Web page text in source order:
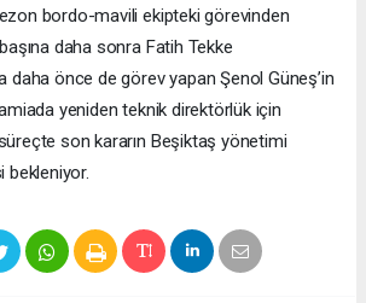
bordo-mavili ekipteki görevinden
başına daha sonra Fatih Tekke
daha önce de görev yapan Şenol Güneş’in
yeniden teknik direktörlük için
son kararın Beşiktaş yönetimi
bekleniyor.